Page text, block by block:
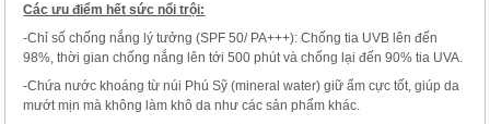
Các ưu điểm hết sức nổi trội:
-Chỉ số chống nắng lý tưởng (SPF 50/ PA+++): Chống tia UVB lên đến
98%, thời gian chống nắng lên tới 500 phút và chống lại đến 90% tia UVA.
-Chứa nước khoáng từ núi Phú Sỹ (mineral water) giữ ẩm cực tốt, giúp da
mướt mịn mà không làm khô da như các sản phẩm khác.